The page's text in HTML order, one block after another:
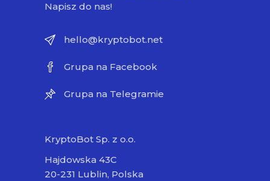
Napisz do nas!
hello@kryptobot.net
Grupa na Facebook
Grupa na Telegramie
KryptoBot Sp. z o.o.
Hajdowska 43C
20-231 Lublin, Polska